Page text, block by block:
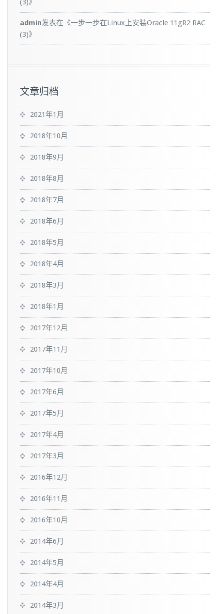
(3)》
admin发表在《一步一步在Linux上安装Oracle 11gR2 RAC
(3)》
文章归档
2021年1月
2018年10月
2018年9月
2018年8月
2018年7月
2018年6月
2018年5月
2018年4月
2018年3月
2018年1月
2017年12月
2017年11月
2017年10月
2017年6月
2017年5月
2017年4月
2017年3月
2016年12月
2016年11月
2016年10月
2014年6月
2014年5月
2014年4月
2014年3月